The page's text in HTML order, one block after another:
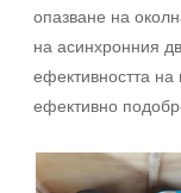
опазване на
на асинхронния
ефективността
ефективно